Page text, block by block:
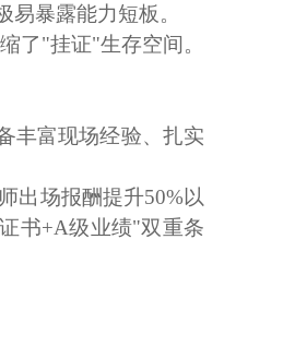
暴露能力短板。
了"挂证"生存空间。
丰富现场经验、扎实
出场报酬提升50%以
书+A级业绩"双重条